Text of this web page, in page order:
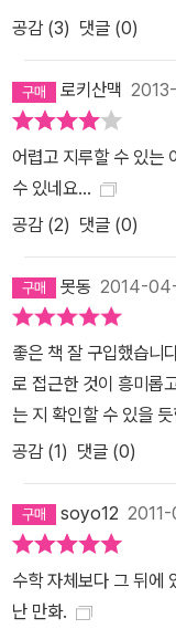
분야에서 지식의 큰 변화를 가
는 한편으로는 심오한
루면서 서양사상의 핵
는 러셀의 사상에 영향
실제 인물에 대한 익살
다. 러셀을 비롯해 칸토
노이만, 괴델, 튜링 등
의문점들 사이의 연결
수학, 이성, 논리, 역사
히 해낸다.
공감 (3) 댓글 (0)
로키산맥
어렵고 지루할 수 있는
수 있네요...
공감 (2) 댓글 (0)
못동 2014-
좋은 책 잘 구입했습니
로 접근한 것이 흥미롭
는 지 확인할 수 있을
공감 (1) 댓글 (0)
soyo12
수학 자체보다 그 뒤에
난 만화.